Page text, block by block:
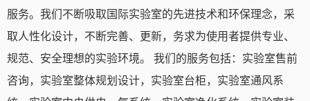
服务。我们不断吸取国际实验室的先进技术和环保理念，采
取人性化设计，不断完善、更新，务求为使用者提供专业、
规范、安全理想的实验环境。 我们的服务包括：实验室售前
咨询，实验室整体规划设计，实验室台柜，实验室通风系